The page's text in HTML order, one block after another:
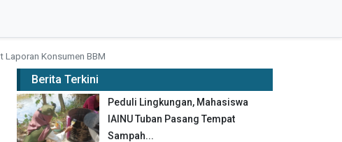
Konsumen BBM
Berita Terkini
Peduli Lingkungan, Mahasiswa
IAINU Tuban Pasang Tempat
Sampah...